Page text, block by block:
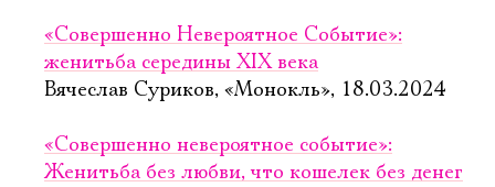
«Совершенно Невероятное Событие»:
женитьба середины XIX века
Вячеслав Суриков, «Монокль», 18.03.2024
«Совершенно невероятное событие»:
Женитьба без любви, что кошелек без денег